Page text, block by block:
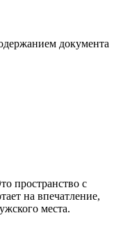
документа
пространство с
на впечатление,
места.